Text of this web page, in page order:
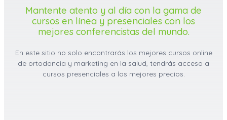
Mantente atento y al día con la gama de
cursos en línea y presenciales con los
mejores conferencistas del mundo.
En este sitio no solo encontrarás los mejores cursos online
de ortodoncia y marketing en la salud, tendrás acceso a
cursos presenciales a los mejores precios.